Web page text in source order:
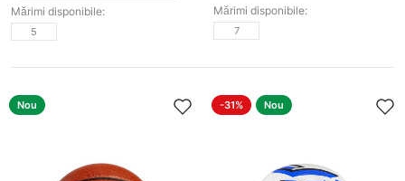
Mărimi disponibile:
5
Mărimi disponibile:
7
Nou -31% Nou